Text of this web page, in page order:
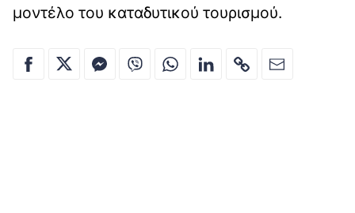
μοντέλο του καταδυτικού τουρισμού.